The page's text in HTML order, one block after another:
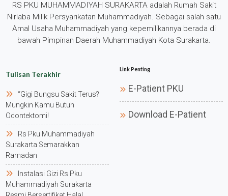
RS PKU MUHAMMADIYAH SURAKARTA adalah Rumah Sakit
Nirlaba Milik Persyarikatan Muhammadiyah. Sebagai salah satu
Amal Usaha Muhammadiyah yang kepemilikannya berada di
bawah Pimpinan Daerah Muhammadiyah Kota Surakarta.
Tulisan Terakhir
“gigi Bungsu Sakit Terus?
Mungkin Kamu Butuh
Odontektomi!
Rs Pku Muhammadiyah
Surakarta Semarakkan
Ramadan
Instalasi Gizi Rs Pku
Muhammadiyah Surakarta
Link Penting
E-Patient PKU
Download E-Patient